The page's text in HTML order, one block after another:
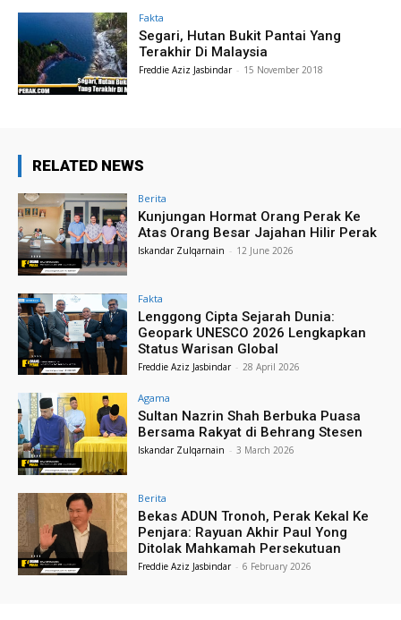
Fakta
Segari, Hutan Bukit Pantai Yang
Terakhir Di Malaysia
Freddie Aziz Jasbindar - 15 November 2018
RELATED NEWS
Berita
Kunjungan Hormat Orang Perak Ke
Atas Orang Besar Jajahan Hilir Perak
Iskandar Zulqarnain - 12 June 2026
Fakta
Lenggong Cipta Sejarah Dunia:
Geopark UNESCO 2026 Lengkapkan
Status Warisan Global
Freddie Aziz Jasbindar - 28 April 2026
Agama
Sultan Nazrin Shah Berbuka Puasa
Bersama Rakyat di Behrang Stesen
Iskandar Zulqarnain - 3 March 2026
Berita
Bekas ADUN Tronoh, Perak Kekal Ke
Penjara: Rayuan Akhir Paul Yong
Ditolak Mahkamah Persekutuan
Freddie Aziz Jasbindar - 6 February 2026